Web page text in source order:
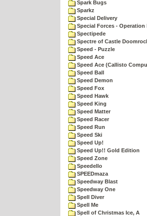
Spark Bugs
Sparkz
Special Delivery
Special Forces - Operation
Spectipede
Spectre of Castle
Speed - Puzzle
Speed Ace
Speed Ace (Callisto
Speed Ball
Speed Demon
Speed Fox
Speed Hawk
Speed King
Speed Matter
Speed Racer
Speed Run
Speed Ski
Speed Up!
Speed Up!! Gold Edition
Speed Zone
Speedello
SPEEDmaza
Speedway Blast
Speedway One
Spell Diver
Spell Me
Spell of Christmas Ice, A